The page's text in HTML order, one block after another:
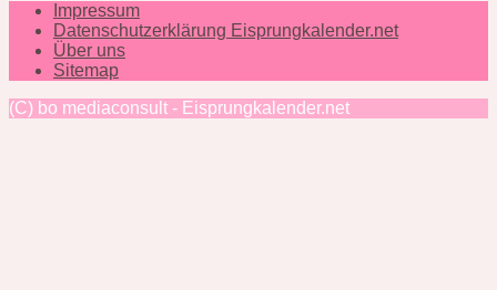
Impressum
Datenschutzerklärung Eisprungkalender.net
Über uns
Sitemap
(C) bo mediaconsult - Eisprungkalender.net